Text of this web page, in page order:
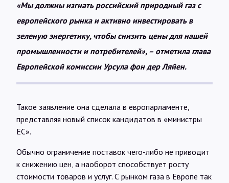
«Мы должны изгнать российский природный газ с
европейского рынка и активно инвестировать в
зеленую энергетику, чтобы снизить цены для нашей
промышленности и потребителей», – отметила глава
Европейской комиссии Урсула фон дер Ляйен.
Такое заявление она сделала в европарламенте,
представляя новый список кандидатов в «министры
ЕС».
Обычно ограничение поставок чего-либо не приводит
к снижению цен, а наоборот способствует росту
стоимости товаров и услуг. С рынком газа в Европе так